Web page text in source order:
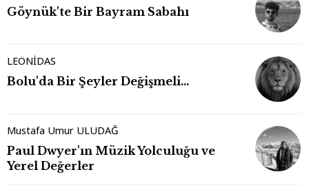
Göynük'te Bir Bayram Sabahı
LEONİDAS
Bolu'da Bir Şeyler Değişmeli…
Mustafa Umur ULUDAĞ
Paul Dwyer'ın Müzik Yolculuğu ve
Yerel Değerler